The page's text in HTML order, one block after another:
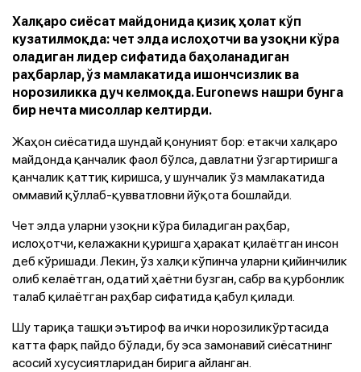
Халқаро сиёсат майдонида қизиқ ҳолат кўп
кузатилмоқда: чет элда ислоҳотчи ва узоқни кўра
оладиган лидер сифатида баҳоланадиган
раҳбарлар, ўз мамлакатида ишончсизлик ва
норозиликка дуч келмоқда. Euronews нашри бунга
бир нечта мисоллар келтирди.
Жаҳон сиёсатида шундай қонуният бор: етакчи халқаро
майдонда қанчалик фаол бўлса, давлатни ўзгартиришга
қанчалик қаттиқ киришса, у шунчалик ўз мамлакатида
оммавий қўллаб-қувватловни йўқота бошлайди.
Чет элда уларни узоқни кўра биладиган раҳбар,
ислоҳотчи, келажакни қуришга ҳаракат қилаётган инсон
деб кўришади. Лекин, ўз халқи кўпинча уларни қийинчилик
олиб келаётган, одатий ҳаётни бузган, сабр ва қурбонлик
талаб қилаётган раҳбар сифатида қабул қилади.
Шу тариқа ташқи эътироф ва ички норозиликўртасида
катта фарқ пайдо бўлади, бу эса замонавий сиёсатнинг
асосий хусусиятларидан бирига айланган.